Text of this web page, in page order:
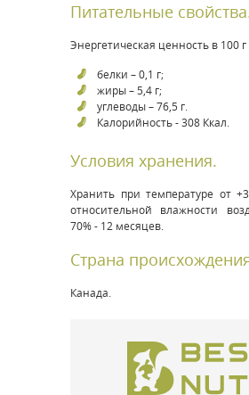
Питательные
Энергетическая ценность в 100 г
белки – 0,1 г;
жиры – 5,4 г;
углеводы – 76,5 г.
Калорийность - 308 Ккал.
Условия хранения.
Хранить при температуре от
относительной влажности
70% - 12 месяцев.
Страна
Канада.